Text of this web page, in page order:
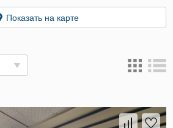
Показать на карте